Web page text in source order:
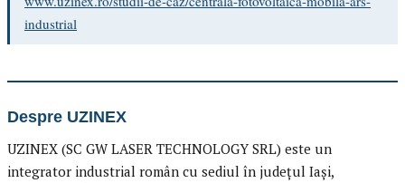
industrial
Despre UZINEX
UZINEX (SC GW LASER TECHNOLOGY SRL) este un
integrator industrial român cu sediul în județul Iași,